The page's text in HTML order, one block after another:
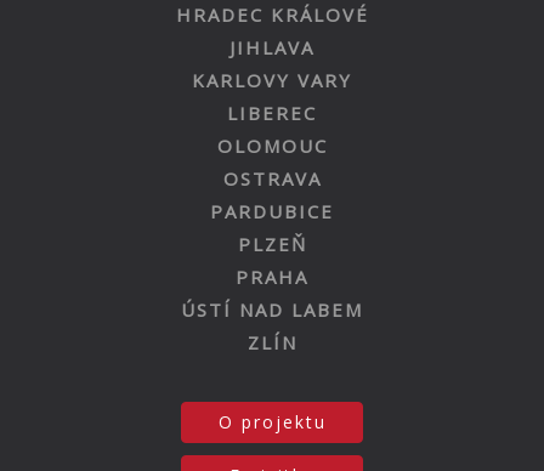
HRADEC KRÁLOVÉ
JIHLAVA
KARLOVY VARY
LIBEREC
OLOMOUC
OSTRAVA
PARDUBICE
PLZEŇ
PRAHA
ÚSTÍ NAD LABEM
ZLÍN
O projektu